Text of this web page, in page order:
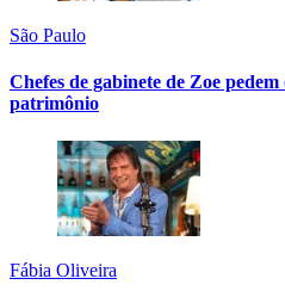
São Paulo
Chefes de gabinete de Zoe
patrimônio
Fábia Oliveira